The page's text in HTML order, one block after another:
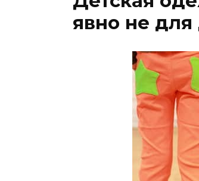
явно не для